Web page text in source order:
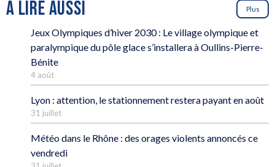
À LIRE AUSSI Plus
Jeux Olympiques d’hiver 2030 : Le village olympique et
paralympique du pôle glace s’installera à Oullins-Pierre-
Bénite
4 août
Lyon : attention, le stationnement restera payant en août
31 juillet
Météo dans le Rhône : des orages violents annoncés ce
vendredi